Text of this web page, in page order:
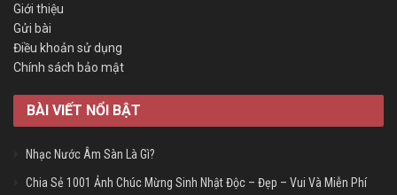
Giới thiệu
Gửi bài
Điều khoản sử dụng
Chính sách bảo mật
BÀI VIẾT NỔI BẬT
Nhạc Nước Âm Sàn Là Gì?
Chia Sẻ 1001 Ảnh Chúc Mừng Sinh Nhật Độc – Đẹp – Vui Và Miễn Phí